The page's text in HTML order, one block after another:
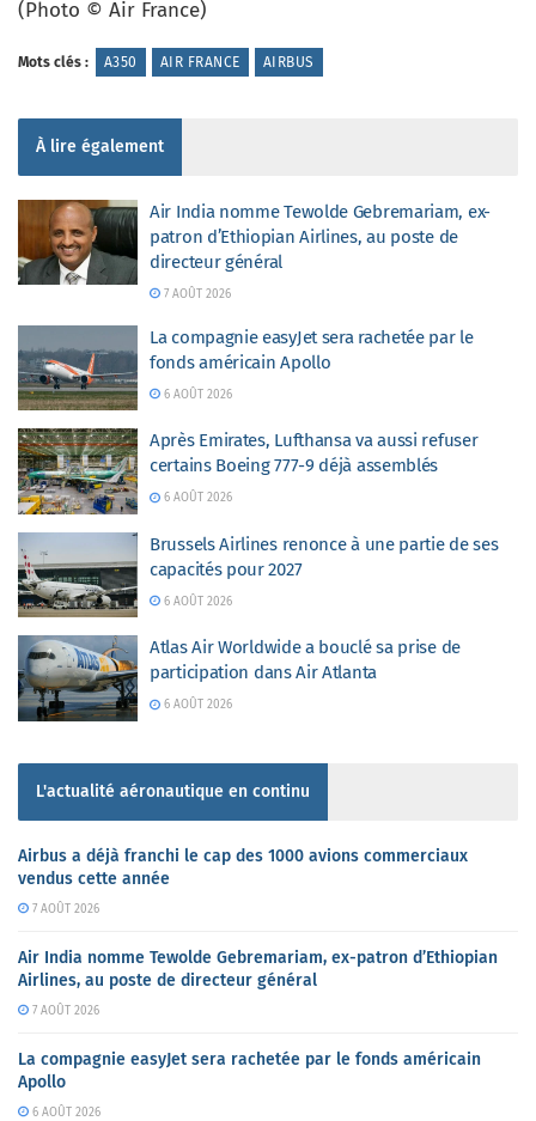
(Photo © Air France)
Mots clés : A350 AIR FRANCE AIRBUS
À lire également
Air India nomme Tewolde Gebremariam, ex-
patron d’Ethiopian Airlines, au poste de
directeur général
7 AOÛT 2026
La compagnie easyJet sera rachetée par le
fonds américain Apollo
6 AOÛT 2026
Après Emirates, Lufthansa va aussi refuser
certains Boeing 777-9 déjà assemblés
6 AOÛT 2026
Brussels Airlines renonce à une partie de ses
capacités pour 2027
6 AOÛT 2026
Atlas Air Worldwide a bouclé sa prise de
participation dans Air Atlanta
6 AOÛT 2026
L'actualité aéronautique en continu
Airbus a déjà franchi le cap des 1000 avions commerciaux
vendus cette année
7 AOÛT 2026
Air India nomme Tewolde Gebremariam, ex-patron d’Ethiopian
Airlines, au poste de directeur général
7 AOÛT 2026
La compagnie easyJet sera rachetée par le fonds américain
Apollo
6 AOÛT 2026